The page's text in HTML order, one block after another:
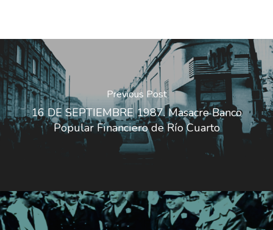
Previous Post
16 DE SEPTIEMBRE 1987. Masacre Banco
Popular Financiero de Río Cuarto